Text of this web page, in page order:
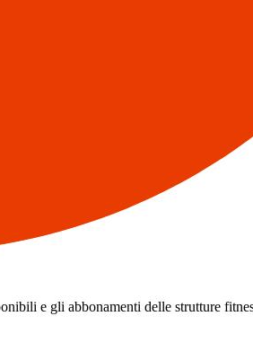
e gli abbonamenti delle strutture